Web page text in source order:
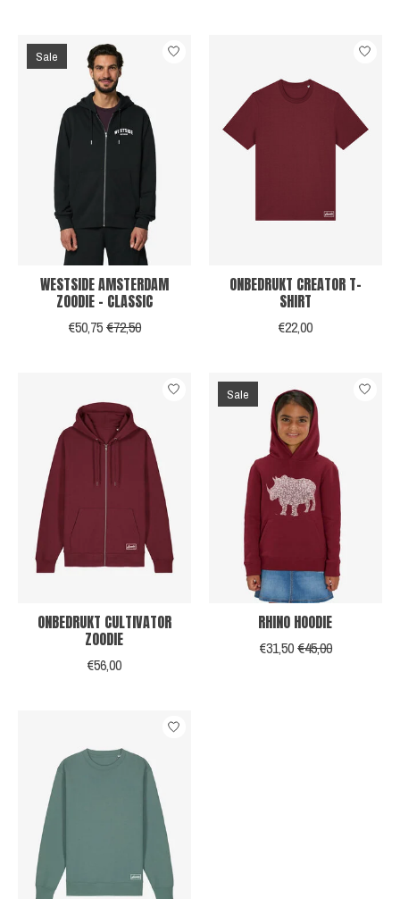
Sale
WESTSIDE AMSTERDAM
ZOODIE - CLASSIC
€50,75€72,50
ONBEDRUKT CREATOR T-
SHIRT
€22,00
ONBEDRUKT CULTIVATOR
ZOODIE
€56,00
Sale
RHINO HOODIE
€31,50€45,00